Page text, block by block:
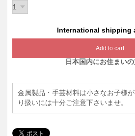
International shipping
Add to cart
日本国内にお住まい
金属製品・手芸材料は小さなお子様
り扱いには十分ご注意下さいませ。